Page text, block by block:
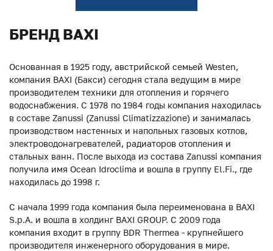
БРЕНД BAXI
Основанная в 1925 году, австрийской семьей Westen,
компания BAXI (Бакси) сегодня стала ведущим в мире
производителем техники для отопления и горячего
водоснабжения. С 1978 по 1984 годы компания находилась
в составе Zanussi (Zanussi Climatizzazione) и занималась
производством настенных и напольных газовых котлов,
электроводонагревателей, радиаторов отопления и
стальных ванн. После выхода из состава Zanussi компания
получила имя Ocean Idroclima и вошла в группу El.Fi., где
находилась до 1998 г.
С начала 1999 года компания была переименована в BAXI
S.p.A. и вошла в холдинг BAXI GROUP. С 2009 года
компания входит в группу BDR Thermea - крупнейшего
производителя инженерного оборудования в мире.